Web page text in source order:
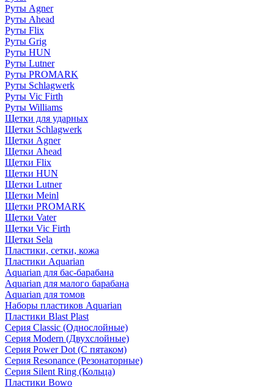
Руты Agner
Руты Ahead
Руты Flix
Руты Grig
Руты HUN
Руты Lutner
Руты PROMARK
Руты Schlagwerk
Руты Vic Firth
Руты Williams
Щетки для ударных
Щетки Schlagwerk
Щетки Agner
Щетки Ahead
Щетки Flix
Щетки HUN
Щетки Lutner
Щетки Meinl
Щетки PROMARK
Щетки Vater
Щетки Vic Firth
Щетки Sela
Пластики, сетки, кожа
Пластики Aquarian
Aquarian для бас-барабана
Aquarian для малого барабана
Aquarian для томов
Наборы пластиков Aquarian
Пластики Blast Plast
Серия Classic (Однослойные)
Серия Modern (Двухслойные)
Серия Power Dot (С пятаком)
Серия Resonance (Резонаторные)
Серия Silent Ring (Кольца)
Пластики Bowo